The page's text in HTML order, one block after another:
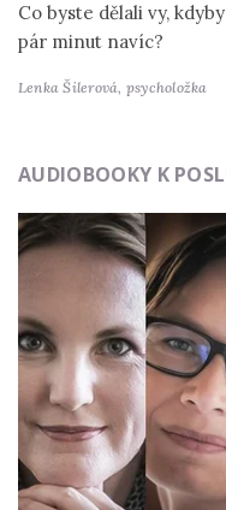
Co byste dělali vy,
pár minut navíc?
Lenka Šilerová, psycholožka
AUDIOBOOKY K